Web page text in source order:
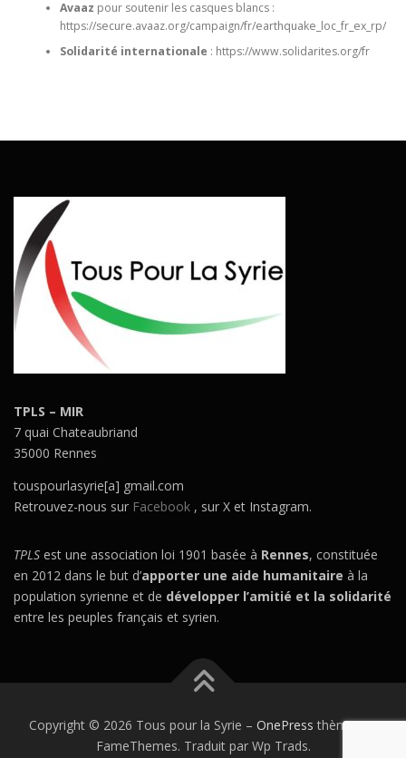
Avaaz pour soutenir les casques blancs :
https://secure.avaaz.org/campaign/fr/earthquake_loc_fr_ex_rp/
Solidarité internationale : https://www.solidarites.org/fr
TPLS – MIR
7 quai Chateaubriand
35000 Rennes
touspourlasyrie[a] gmail.com
Retrouvez-nous sur Facebook , sur X et Instagram.
TPLS est une association loi 1901 basée à Rennes, constituée
en 2012 dans le but d’apporter une aide humanitaire à la
population syrienne et de développer l’amitié et la solidarité
entre les peuples français et syrien.
Copyright © 2026 Tous pour la Syrie – OnePress thème par
FameThemes. Traduit par Wp Trads.